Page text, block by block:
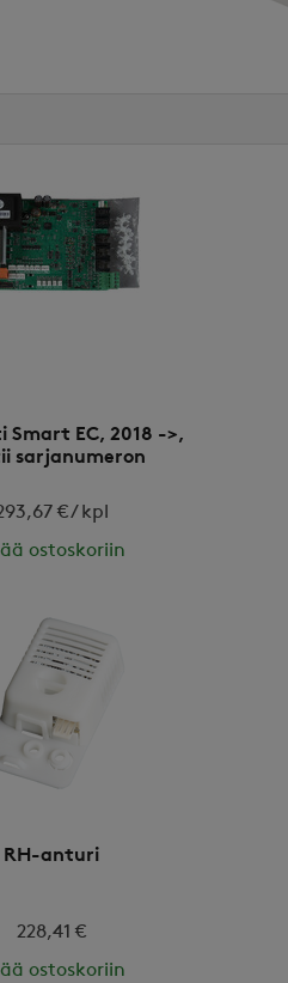
Smart EC, 2018 ->,
sarjanumeron
€ / kpl
ostoskoriin
RH-anturi
228,41 €
ostoskoriin